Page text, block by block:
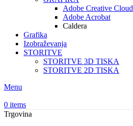
Adobe Creative Cloud
Adobe Acrobat
Caldera
Grafika
Izobraževanja
STORITVE
STORITVE 3D TISKA
STORITVE 2D TISKA
Menu
0 items
Trgovina